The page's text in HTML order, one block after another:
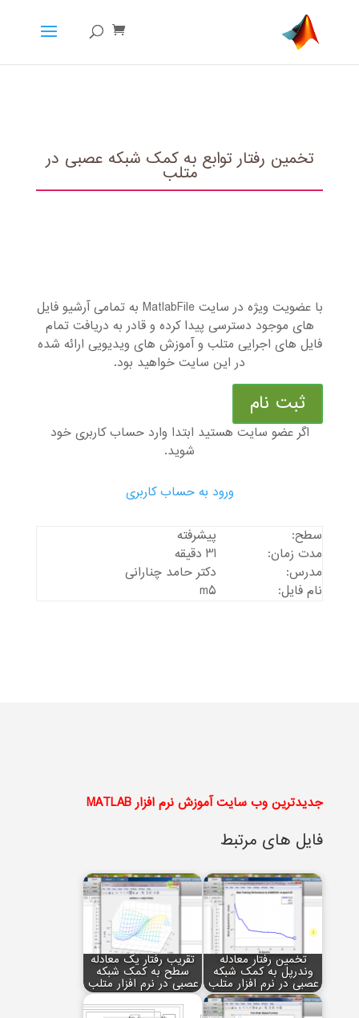
تخمین رفتار توابع به کمک شبکه عصبی در
متلب
با عضویت ویژه در سایت MatlabFile به تمامی آرشیو فایل
های موجود دسترسی پیدا کرده و قادر به دریافت تمام
فایل های اجرایی متلب و آموزش های ویدیویی ارائه شده
در این سایت خواهید بود.
ثبت نام
اگر عضو سایت هستید ابتدا وارد حساب کاربری خود
شوید.
ورود به حساب کاربری
سطح:
پیشرفته
مدت زمان:
31 دقیقه
مدرس:
دکتر حامد چنارانی
نام فایل:
m5
جدیدترین وب سایت آموزش نرم افزار MATLAB
فایل های مرتبط
تخمین رفتار معادله
وندرپل به کمک شبکه
عصبی در نرم افزار متلب
تقریب رفتار یک معادله
سطح به کمک شبکه
عصبی در نرم افزار متلب